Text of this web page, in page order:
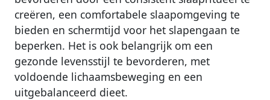
creëren, een comfortabele slaapomgeving te
bieden en schermtijd voor het slapengaan te
beperken. Het is ook belangrijk om een
gezonde levensstijl te bevorderen, met
voldoende lichaamsbeweging en een
uitgebalanceerd dieet.